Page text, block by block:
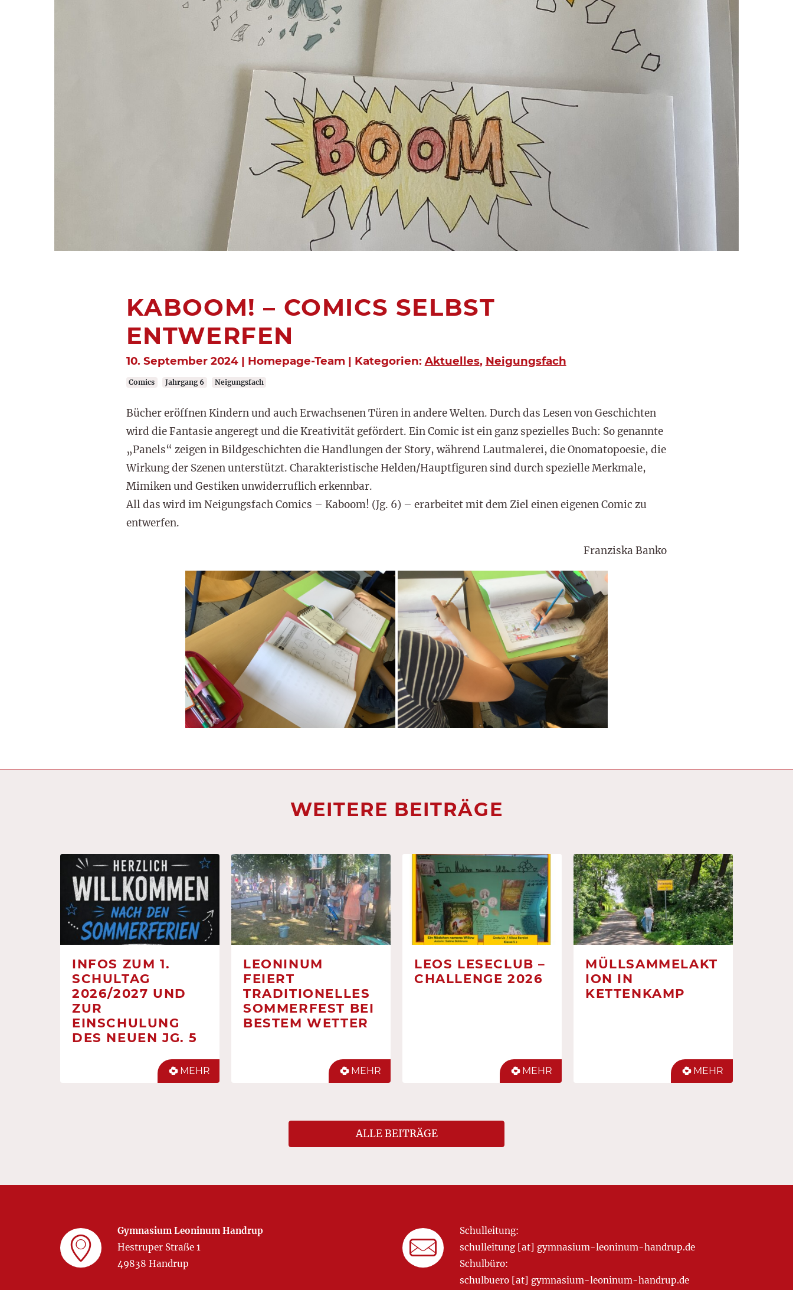
KABOOM! – COMICS SELBST
ENTWERFEN
10. September 2024 | Homepage-Team | Kategorien: Aktuelles, Neigungsfach
Comics Jahrgang 6 Neigungsfach
Bücher eröffnen Kindern und auch Erwachsenen Türen in andere Welten. Durch das Lesen von Geschichten
wird die Fantasie angeregt und die Kreativität gefördert. Ein Comic ist ein ganz spezielles Buch: So genannte
„Panels“ zeigen in Bildgeschichten die Handlungen der Story, während Lautmalerei, die Onomatopoesie, die
Wirkung der Szenen unterstützt. Charakteristische Helden/Hauptfiguren sind durch spezielle Merkmale,
Mimiken und Gestiken unwiderruflich erkennbar.
All das wird im Neigungsfach Comics – Kaboom! (Jg. 6) – erarbeitet mit dem Ziel einen eigenen Comic zu
entwerfen.
Franziska Banko
WEITERE BEITRÄGE
INFOS ZUM 1.
SCHULTAG
2026/2027 UND
ZUR
EINSCHULUNG
DES NEUEN JG. 5
MEHR
LEONINUM
FEIERT
TRADITIONELLES
SOMMERFEST BEI
BESTEM WETTER
MEHR
LEOS LESECLUB –
CHALLENGE 2026
MEHR
MÜLLSAMMELAKT
ION IN
KETTENKAMP
MEHR
ALLE BEITRÄGE
Gymnasium Leoninum Handrup
Hestruper Straße 1
49838 Handrup
Schulleitung:
schulleitung [at] gymnasium-leoninum-handrup.de
Schulbüro:
schulbuero [at] gymnasium-leoninum-handrup.de